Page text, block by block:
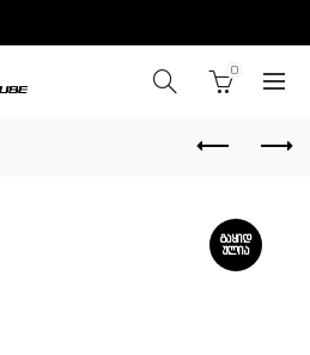
0
ᲒᲐᲧᲘᲓ
ᲣᲚᲘᲐ